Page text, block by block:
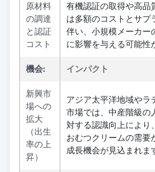
原材料
の調達
と認証
コスト
有機認証の取得や高品
は多額のコストとサプ
伴い、小規模メーカー
に影響を与える可能性
機会: インパクト
新興市
場への
拡大
（出生
率の上
昇）
アジア太平洋地域やラ
市場では、中産階級の
対する認識向上により
おむつクリームの需要
成長機会が見込まれま